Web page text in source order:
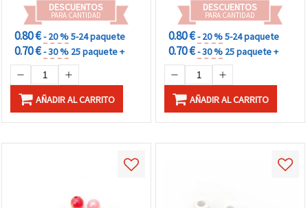
DESCUENTOS
PARA CANTIDAD
0.80 €- 20 %5-24 paquete
0.70 €- 30 % 25 paquete +
AÑADIR AL CARRITO
DESCUENTOS
PARA CANTIDAD
0.80 €- 20 %5-24 paquete
0.70 €- 30 % 25 paquete +
AÑADIR AL CARRITO